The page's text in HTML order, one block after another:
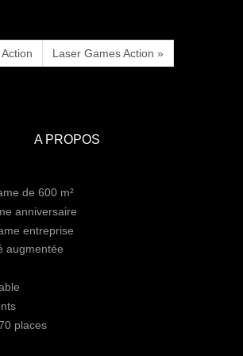
Laser Games Action »
A PROPOS
de 600 m²
anniversaire
entreprise
augmentée
places